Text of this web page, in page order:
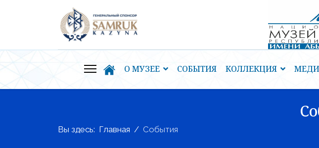
О МУЗЕЕ СОБЫТИЯ КОЛЛЕКЦИЯ
Вы здесь: Главная События